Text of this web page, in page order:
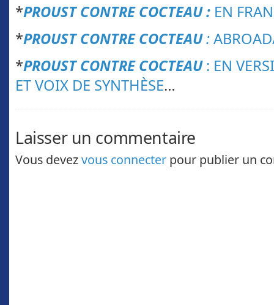
*PROUST CONTRE COCTEAU : EN
*PROUST CONTRE COCTEAU:
*PROUST CONTRE COCTEAU: EN
ET VOIX DE SYNTHÈSE…
Laisser un commentaire
Vous devezvous connecter pour publier un